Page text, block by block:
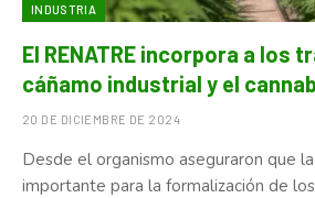
INDUSTRIA
El RENATRE incorpora a los
cáñamo industrial y el
20 DE DICIEMBRE DE 2024
Desde el organismo aseguraron que
importante para la formalización de